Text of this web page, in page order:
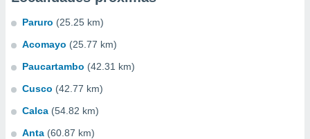
Paruro (25.25 km)
Acomayo (25.77 km)
Paucartambo (42.31 km)
Cusco (42.77 km)
Calca (54.82 km)
Anta (60.87 km)